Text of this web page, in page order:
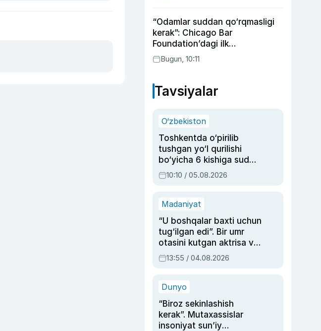
“Odamlar suddan qo‘rqmasligi
kerak”: Chicago Bar
Foundation’dagi ilk
o‘zbekistonlik Go‘zal
Abduaxatova
Bugun, 10:11
Tavsiyalar
O‘zbekiston
Toshkentda o‘pirilib
tushgan yo‘l qurilishi
bo‘yicha 6 kishiga sud
hukmi o‘qildi
10:10 / 05.08.2026
Madaniyat
“U boshqalar baxti uchun
tug‘ilgan edi”. Bir umr
otasini kutgan aktrisa va
dublyaj ustasi Rimma
Ahmedovaning
13:55 / 04.08.2026
Dunyo
“Biroz sekinlashish
kerak”. Mutaxassislar
insoniyat sun’iy